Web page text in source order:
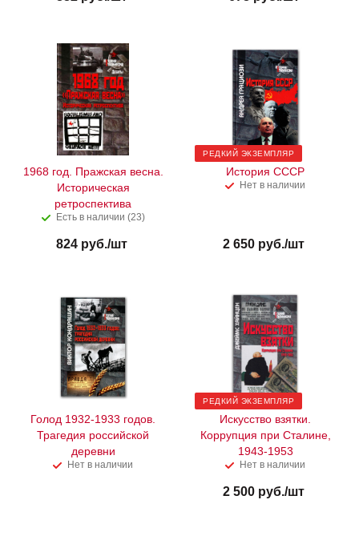
1968 год. Пражская весна.
Историческая
ретроспектива
Есть в наличии (23)
824руб./шт
РЕДКИЙ ЭКЗЕМПЛЯР
История СССР
Нет в наличии
2 650 руб./шт
Голод 1932-1933 годов.
Трагедия российской
деревни
Нет в наличии
РЕДКИЙ ЭКЗЕМПЛЯР
Искусство взятки.
Коррупция при Сталине,
1943-1953
Нет в наличии
2 500 руб./шт